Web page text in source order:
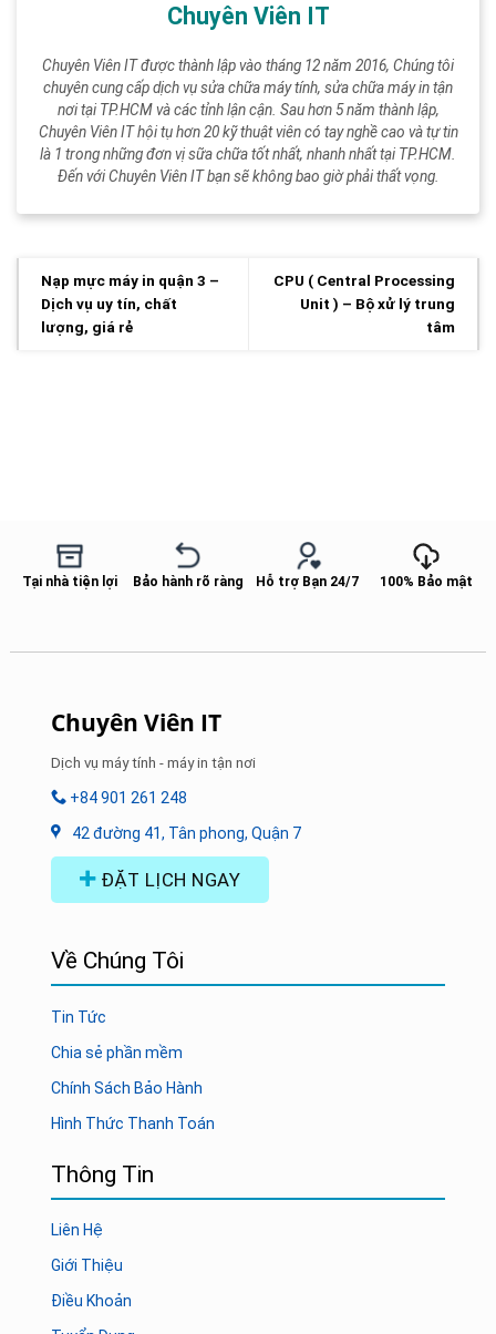
Chuyên Viên IT
Chuyên Viên IT được thành lập vào tháng 12 năm 2016, Chúng tôi
chuyên cung cấp dịch vụ sửa chữa máy tính, sửa chữa máy in tận
nơi tại TP.HCM và các tỉnh lận cận. Sau hơn 5 năm thành lập,
Chuyên Viên IT hội tụ hơn 20 kỹ thuật viên có tay nghề cao và tự tin
là 1 trong những đơn vị sữa chữa tốt nhất, nhanh nhất tại TP.HCM.
Đến với Chuyên Viên IT bạn sẽ không bao giờ phải thất vọng.
Nạp mực máy in quận 3 –
Dịch vụ uy tín, chất
lượng, giá rẻ
CPU ( Central Processing
Unit ) – Bộ xử lý trung
tâm
Tại nhà tiện lợi Bảo hành rõ ràng Hỗ trợ Bạn 24/7 100% Bảo mật
Chuyên Viên IT
Dịch vụ máy tính - máy in tận nơi
+84 901 261 248
42 đường 41, Tân phong, Quận 7
ĐẶT LỊCH NGAY
Về Chúng Tôi
Tin Tức
Chia sẻ phần mềm
Chính Sách Bảo Hành
Hình Thức Thanh Toán
Thông Tin
Liên Hệ
Giới Thiệu
Điều Khoản